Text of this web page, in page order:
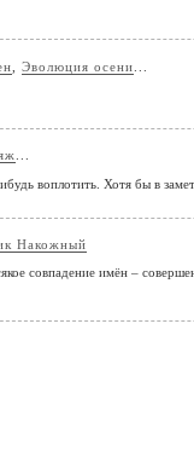
,Эволюция осени
...
воплотить. Хотя бы в
Накожный
совпадение имён –